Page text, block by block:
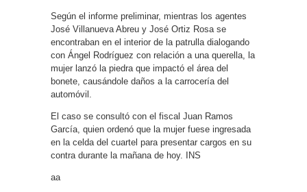
Según el informe preliminar, mientras los agentes
José Villanueva Abreu y José Ortiz Rosa se
encontraban en el interior de la patrulla dialogando
con Ángel Rodríguez con relación a una querella, la
mujer lanzó la piedra que impactó el área del
bonete, causándole daños a la carrocería del
automóvil.
El caso se consultó con el fiscal Juan Ramos
García, quien ordenó que la mujer fuese ingresada
en la celda del cuartel para presentar cargos en su
contra durante la mañana de hoy. INS
aa